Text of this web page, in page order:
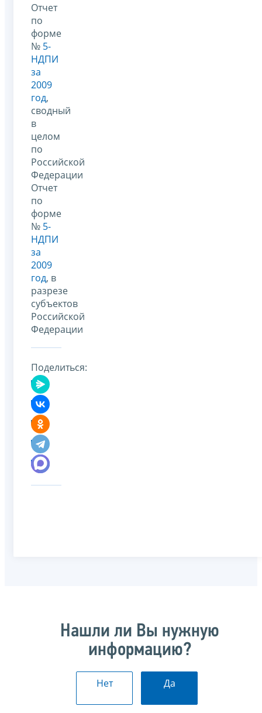
Отчет
по
форме
№ 5-
НДПИ
за
2009
год,
сводный
в
целом
по
Российской
Федерации
Отчет
по
форме
№ 5-
НДПИ
за
2009
год, в
разрезе
субъектов
Российской
Федерации
Поделиться:
Нашли ли Вы нужную
информацию?
Нет Да